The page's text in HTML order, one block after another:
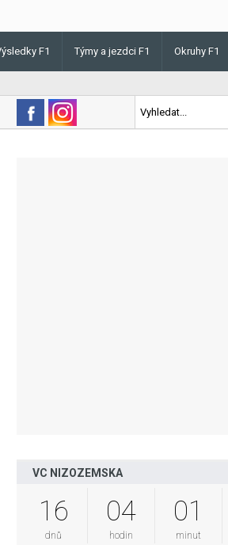
F1 Týmy a jezdci F1 Okruhy F1
Norris v Maďarsku letos poprvé vyhrál kvalifikaci
VC NIZOZEMSKA
16
dnů
04
hodin
01
minut